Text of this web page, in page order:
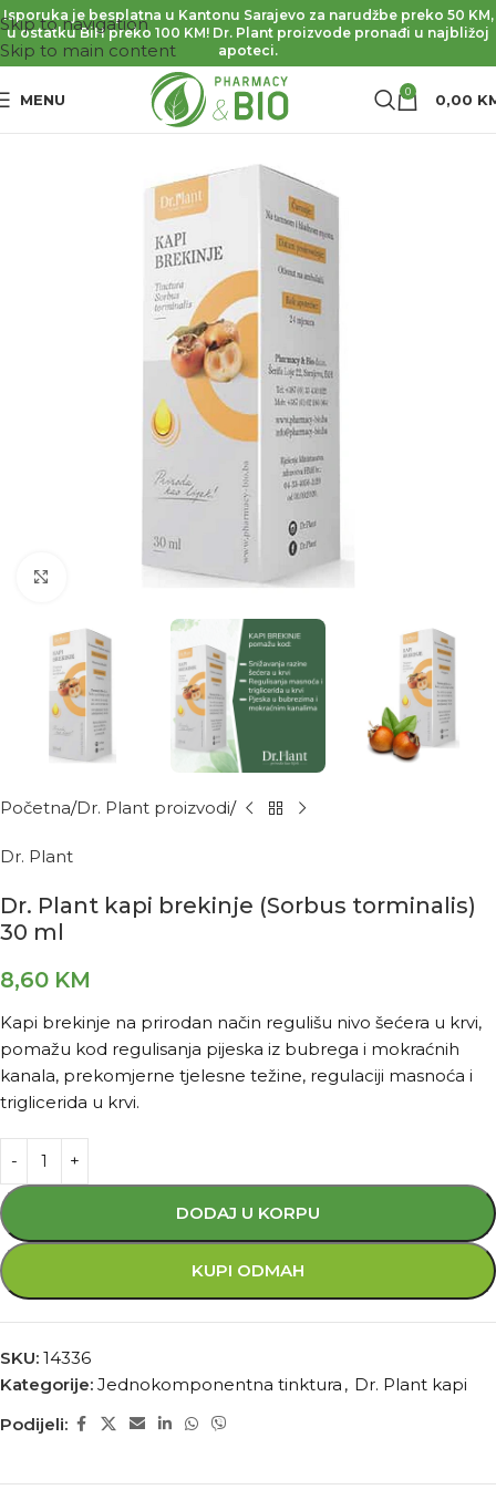
Skip to navigation
Skip to main content
Isporuka je besplatna u Kantonu Sarajevo za narudžbe preko 50 KM,
u ostatku BiH preko 100 KM! Dr. Plant proizvode pronađi u najbližoj
apoteci.
MENU 0 0,00
Kliknite za povećanje
Početna Dr. Plant proizvodi
Dr. Plant
Dr. Plant kapi brekinje (Sorbus torminalis)
30 ml
8,60 KM
Kapi brekinje na prirodan način regulišu nivo šećera u krvi,
pomažu kod regulisanja pijeska iz bubrega i mokraćnih
kanala, prekomjerne tjelesne težine, regulaciji masnoća i
triglicerida u krvi.
DODAJ U KORPU
KUPI ODMAH
SKU: 14336
Kategorije: Jednokomponentna tinktura , Dr. Plant kapi
Podijeli: